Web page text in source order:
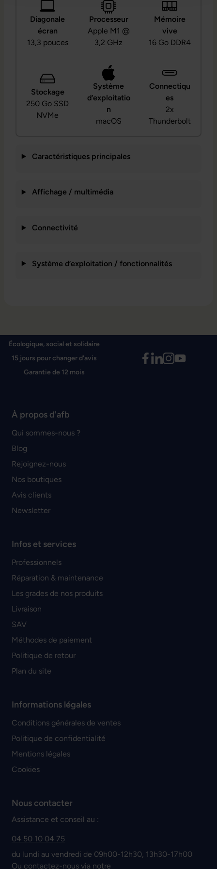
Diagonale
écran
13,3 pouces
Processeur
Apple M1 @
3,2 GHz
Mémoire
vive
16 Go DDR4
Stockage
250 Go SSD
NVMe
Système
d’exploitatio
n
macOS
Connectiqu
es
2x
Thunderbolt
Caractéristiques principales
Affichage / multimédia
Connectivité
Système d’exploitation / fonctionnalités
Écologique, social et solidaire
15 jours pour changer d'avis
Garantie de 12 mois
À propos d'afb
Qui sommes-nous ?
Blog
Rejoignez-nous
Nos boutiques
Avis clients
Newsletter
Infos et services
Professionnels
Réparation & maintenance
Les grades de nos produits
Livraison
SAV
Méthodes de paiement
Politique de retour
Plan du site
Informations légales
Conditions générales de ventes
Politique de confidentialité
Mentions légales
Cookies
Nous contacter
Assistance et conseil au :
04 50 10 04 75
du lundi au vendredi de 09h00-12h30, 13h30-17h00
Ou contactez-nous via notre